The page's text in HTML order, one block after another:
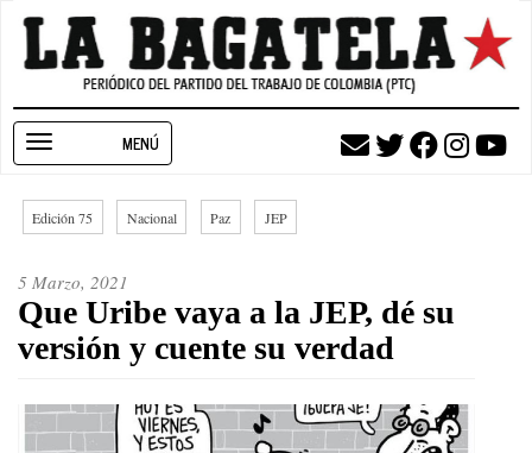
Pasar
contenido
navigation
Edición 75 Nacional Paz JEP
5 Marzo, 2021
Que Uribe vaya a la JEP, dé su
versión y cuente su verdad